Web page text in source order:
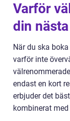
Varför
din
När du ska
varför inte
endast en kort
erbjuder det
kombinerat